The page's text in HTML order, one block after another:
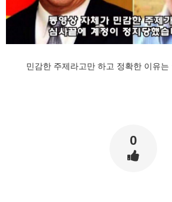
민감한 주제라고만 하고 정확한 이유
0